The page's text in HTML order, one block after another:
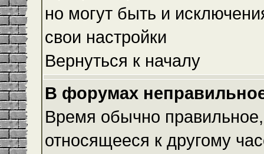
но могут быть и
свои настройки
Вернуться к началу
В форумах
Время обычно
относящееся к другому